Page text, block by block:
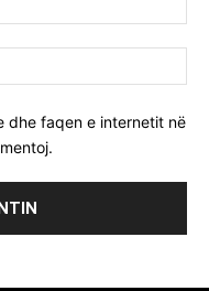
dhe faqen e internetit në